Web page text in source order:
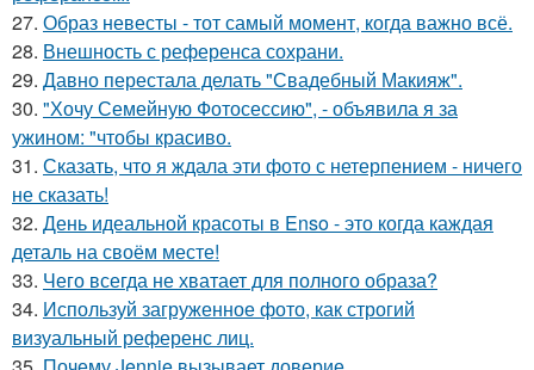
27. Образ невесты - тот самый момент, когда важно всё.
28. Внешность с референса сохрани.
29. Давно перестала делать "Свадебный Макияж".
30. "Хочу Семейную Фотосессию", - объявила я за
ужином: "чтобы красиво.
31. Сказать, что я ждала эти фото с нетерпением - ничего
не сказать!
32. День идеальной красоты в Enso - это когда каждая
деталь на своём месте!
33. Чего всегда не хватает для полного образа?
34. Используй загруженное фото, как строгий
визуальный референс лиц.